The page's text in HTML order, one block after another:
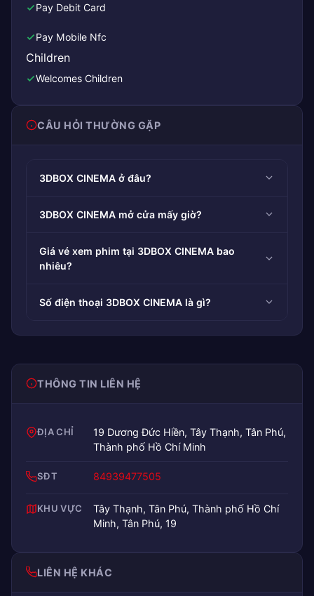
Pay Debit Card
Pay Mobile Nfc
Children
Welcomes Children
CÂU HỎI THƯỜNG GẶP
3DBOX CINEMA ở đâu?
3DBOX CINEMA mở cửa mấy giờ?
Giá vé xem phim tại 3DBOX CINEMA bao
nhiêu?
Số điện thoại 3DBOX CINEMA là gì?
THÔNG TIN LIÊN HỆ
ĐỊA CHỈ
19 Dương Đức Hiền, Tây Thạnh, Tân Phú,
Thành phố Hồ Chí Minh
SĐT 84939477505
KHU VỰC
Tây Thạnh, Tân Phú, Thành phố Hồ Chí
Minh, Tân Phú, 19
LIÊN HỆ KHÁC